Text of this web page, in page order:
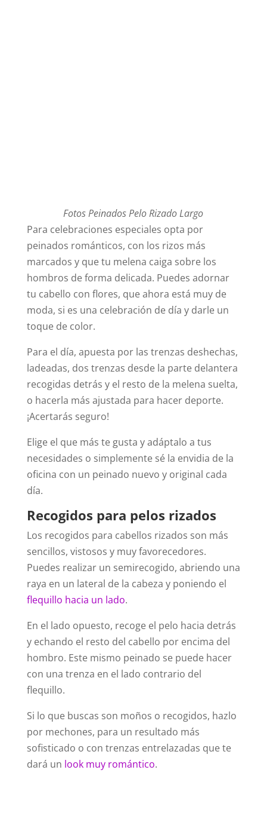
Fotos Peinados Pelo Rizado Largo
Para celebraciones especiales opta por
peinados románticos, con los rizos más
marcados y que tu melena caiga sobre los
hombros de forma delicada. Puedes adornar
tu cabello con flores, que ahora está muy de
moda, si es una celebración de día y darle un
toque de color.
Para el día, apuesta por las trenzas deshechas,
ladeadas, dos trenzas desde la parte delantera
recogidas detrás y el resto de la melena suelta,
o hacerla más ajustada para hacer deporte.
¡Acertarás seguro!
Elige el que más te gusta y adáptalo a tus
necesidades o simplemente sé la envidia de la
oficina con un peinado nuevo y original cada
día.
Recogidos para pelos rizados
Los recogidos para cabellos rizados son más
sencillos, vistosos y muy favorecedores.
Puedes realizar un semirecogido, abriendo una
raya en un lateral de la cabeza y poniendo el
flequillo hacia un lado.
En el lado opuesto, recoge el pelo hacia detrás
y echando el resto del cabello por encima del
hombro. Este mismo peinado se puede hacer
con una trenza en el lado contrario del
flequillo.
Si lo que buscas son moños o recogidos, hazlo
por mechones, para un resultado más
sofisticado o con trenzas entrelazadas que te
dará un look muy romántico.